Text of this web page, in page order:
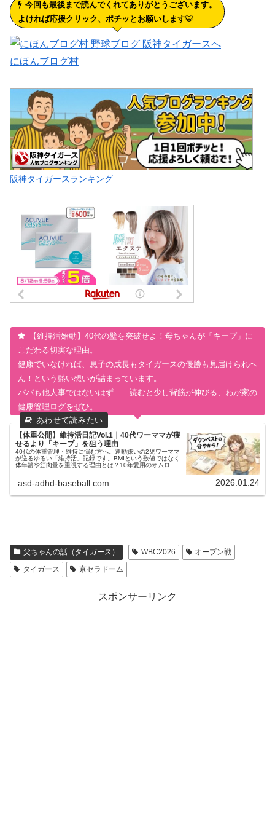
今回も最後まで読んでくれてありがとうございます。
よければ応援クリック、ポチッとお願いします🐯
にほんブログ村
阪神タイガースランキング
【維持活始動】40代の壁を突破せよ！母ちゃんが「キープ」に
こだわる切実な理由。
健康でいなければ、息子の成長もタイガースの優勝も見届けられへ
ん！という熱い想いが詰まっています。
パパも他人事ではないはず……読むと少し背筋が伸びる、わが家の
健康管理ログをぜひ。
【体重公開】維持活日記Vol.1｜40代ワーママが痩
せるより「キープ」を狙う理由
40代の体重管理・維持に悩む方へ。運動嫌いの2児ワーママ
が送るゆるい「維持活」記録です。BMIという数値ではなく
体年齢や筋肉量を重視する理由とは？10年愛用のオムロン
理なく継続したいアラフォー世代必見の内容です。
asd-adhd-baseball.com 2026.01.24
父ちゃんの話（タイガース） WBC2026
オープン戦
タイガース
京セラドーム
スポンサーリンク